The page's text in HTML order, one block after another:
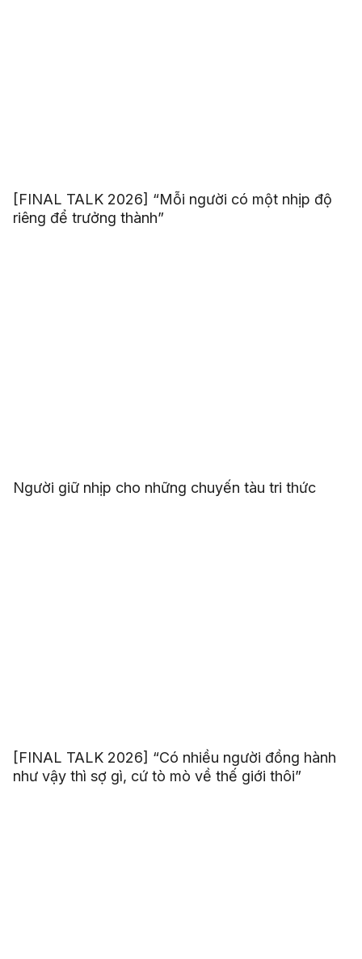
[FINAL TALK 2026] “Mỗi người có một nhịp độ
riêng để trưởng thành”
Người giữ nhịp cho những chuyến tàu tri thức
[FINAL TALK 2026] “Có nhiều người đồng hành
như vậy thì sợ gì, cứ tò mò về thế giới thôi”